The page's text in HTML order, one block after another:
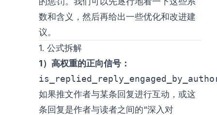
数和含义，然后再给出一些优化和改进建
议。
1. 公式拆解
1）高权重的正向信号：
如果推文作者与某条回复进行互动，或这
条回复是作者与读者之间的“深入对